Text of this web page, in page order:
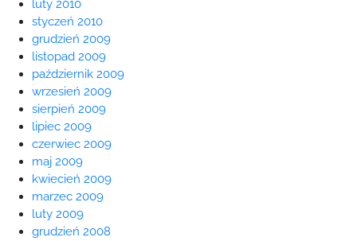
luty 2010
styczeń 2010
grudzień 2009
listopad 2009
październik 2009
wrzesień 2009
sierpień 2009
lipiec 2009
czerwiec 2009
maj 2009
kwiecień 2009
marzec 2009
luty 2009
grudzień 2008